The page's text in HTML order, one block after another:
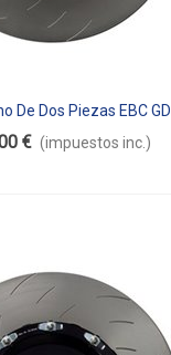
Carrito
De Dos Piezas EBC GD
SG2F016
€ (impuestos inc.)